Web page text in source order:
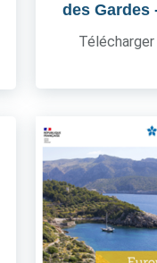
des Gardes